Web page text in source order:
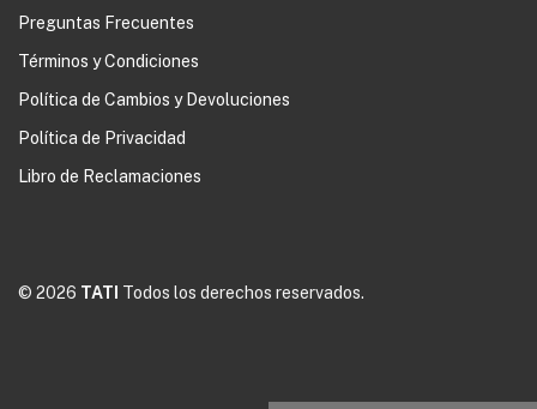
Preguntas Frecuentes
Términos y Condiciones
Política de Cambios y Devoluciones
Política de Privacidad
Libro de Reclamaciones
© 2026 TATI Todos los derechos reservados.